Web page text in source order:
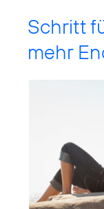
Schritt
mehr